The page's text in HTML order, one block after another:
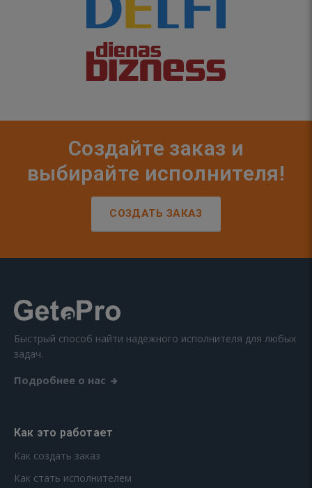
Создайте заказ и
выбирайте исполнителя!
СОЗДАТЬ ЗАКАЗ
Быстрый способ найти надежного исполнителя для любых
задач.
Подробнее о нас
Как это работает
Как создать заказ
Как стать исполнителем